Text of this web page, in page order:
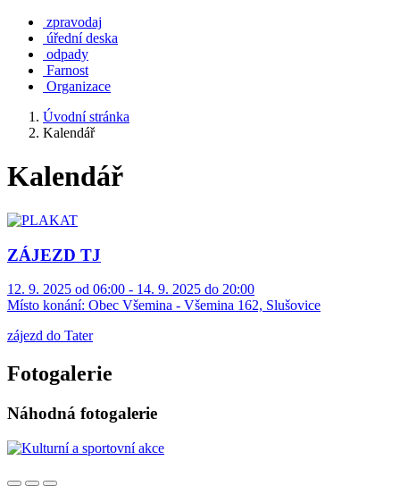
zpravodaj
úřední deska
odpady
Farnost
Organizace
Úvodní stránka
Kalendář
Kalendář
ZÁJEZD TJ
12. 9. 2025 od 06:00 - 14. 9. 2025 do 20:00
Místo konání: Obec Všemina - Všemina 162, Slušovice
zájezd do Tater
Fotogalerie
Náhodná fotogalerie